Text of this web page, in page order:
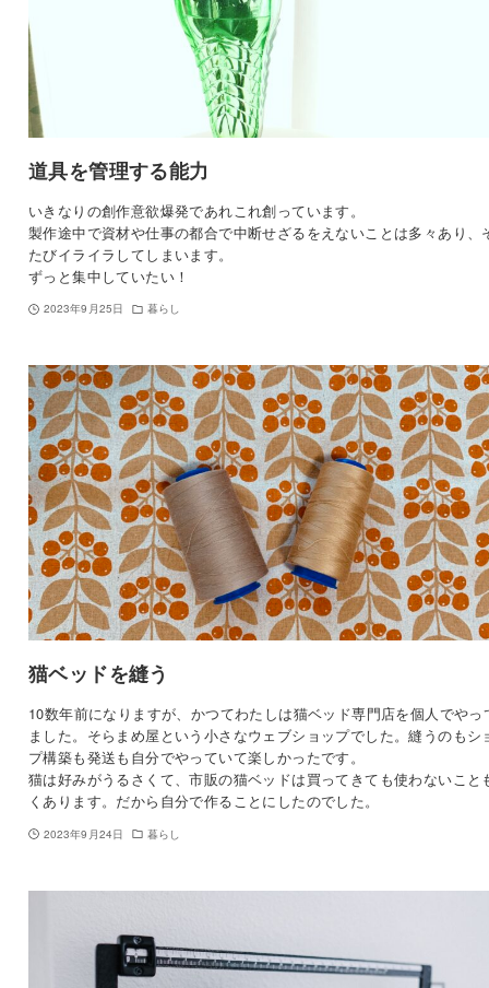
道具を管理する能力
いきなりの創作意欲爆発であれこれ創っています。
製作途中で資材や仕事の都合で中断せざるをえないことは多々あり、
たびイライラしてしまいます。
ずっと集中していたい！
2023年9月25日 暮らし
猫ベッドを縫う
10数年前になりますが、かつてわたしは猫ベッド専門店を個人でやっ
ました。そらまめ屋という小さなウェブショップでした。縫うのもシ
プ構築も発送も自分でやっていて楽しかったです。
猫は好みがうるさくて、市販の猫ベッドは買ってきても使わないこと
くあります。だから自分で作ることにしたのでした。
2023年9月24日 暮らし